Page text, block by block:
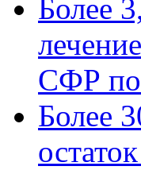
Более
СФР по
Более